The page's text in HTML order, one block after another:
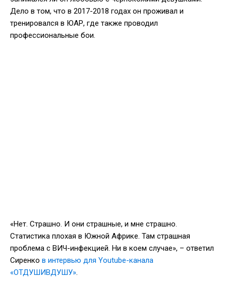
Дело в том, что в 2017-2018 годах он проживал и
тренировался в ЮАР, где также проводил
профессиональные бои.
«Нет. Страшно. И они страшные, и мне страшно.
Статистика плохая в Южной Африке. Там страшная
проблема с ВИЧ-инфекцией. Ни в коем случае», – ответил
Сиренко в интервью для Youtube-канала
«ОТДУШИВДУШУ».